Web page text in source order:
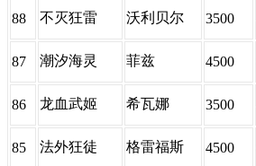
88 不灭狂雷 沃利贝尔 3500
87 潮汐海灵 菲兹 4500
86 龙血武姬 希瓦娜 3500
85 法外狂徒 格雷福斯 4500